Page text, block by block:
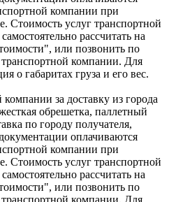
компании при
Стоимость услуг транспортной
рассчитать на
или позвонить по
транспортной компании. Для
о габаритах груза и его вес.
за доставку из города
обрешетка, паллетный
по городу получателя,
оплачиваются
компании при
Стоимость услуг транспортной
рассчитать на
или позвонить по
транспортной компании. Для